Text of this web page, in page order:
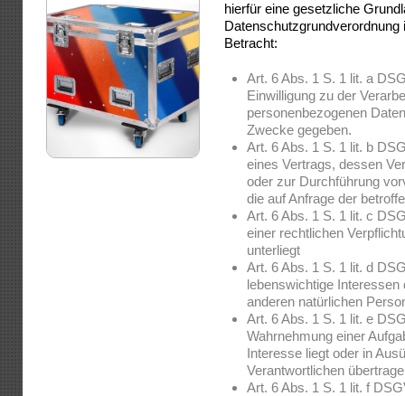
hierfür eine gesetzliche
Datenschutzgrundverordnung
Betracht:
Art. 6 Abs. 1 S. 1 lit. a
Einwilligung zu der
personenbezogenen
Zwecke gegeben.
Art. 6 Abs. 1 S. 1 lit. b
eines Vertrags, dessen
oder zur Durchführung
die auf Anfrage der
Art. 6 Abs. 1 S. 1 lit. c
einer rechtlichen
unterliegt
Art. 6 Abs. 1 S. 1 lit. d
lebenswichtige
anderen natürlichen
Art. 6 Abs. 1 S. 1 lit. e
Wahrnehmung einer
Interesse liegt oder in
Verantwortlichen
Art. 6 Abs. 1 S. 1 lit. f